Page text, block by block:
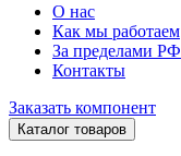
О нас
Как мы работаем
За пределами РФ
Контакты
Заказать компонент
Каталог товаров